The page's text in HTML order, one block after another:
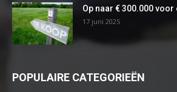
Op naar € 300.000
17 juni 2025
POPULAIRE CATEGORIEËN